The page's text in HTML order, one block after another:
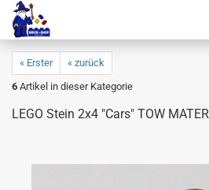
« Erster
« zurück
6 Artikel in dieser Kategorie
LEGO Stein 2x4 "Cars" TOW